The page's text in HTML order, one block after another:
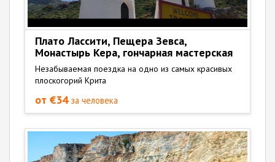
Плато Лассити, Пещера Зевса,
Монастырь Кера, гончарная мастерская
Незабываемая поездка на одно из самых красивых
плоскогорий Крита
от €34 за человека